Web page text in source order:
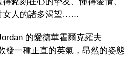
女人的諸多渴望……
的愛德華霍爾克羅夫
發一種正直的英氣，昂然的姿態